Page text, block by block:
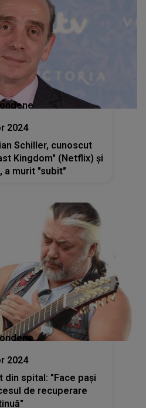
2024
Schiller, cunoscut
Kingdom" (Netflix) şi
a murit "subit"
2024
din spital: "Face paşi
de recuperare